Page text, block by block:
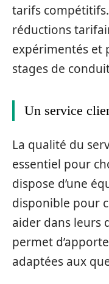
tarifs
réductions
expérimentés et
stages de
Un service
La qualité du
essentiel pour
dispose d’une
disponible pour
aider dans leurs
permet
adaptées aux